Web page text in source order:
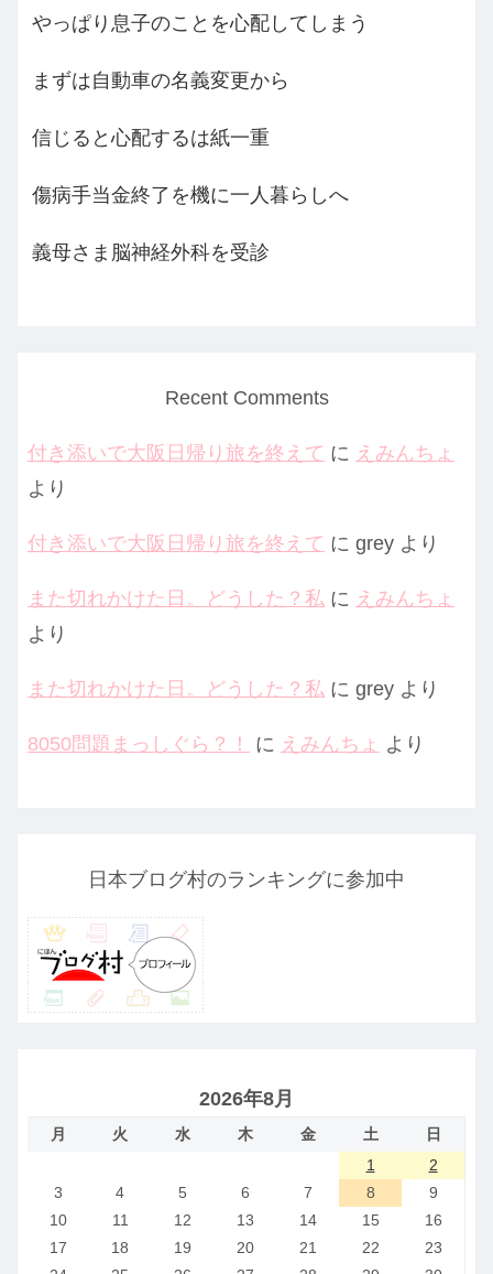
やっぱり息子のことを心配してしまう
まずは自動車の名義変更から
信じると心配するは紙一重
傷病手当金終了を機に一人暮らしへ
義母さま脳神経外科を受診
Recent Comments
付き添いで大阪日帰り旅を終えて に えみんちょ
より
付き添いで大阪日帰り旅を終えて に grey より
また切れかけた日。どうした？私 に えみんちょ
より
また切れかけた日。どうした？私 に grey より
8050問題まっしぐら？！ に えみんちょ より
日本ブログ村のランキングに参加中
2026年8月
月 火 水 木 金 土
日
1
2
3
4 5 6 7 8
9
10
11 12 13 14 15
16
17
18 19 20 21 22
23